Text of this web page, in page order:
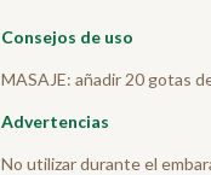
Consejos de uso
MASAJE: añadir 20 gotas
Advertencias
No utilizar durante el